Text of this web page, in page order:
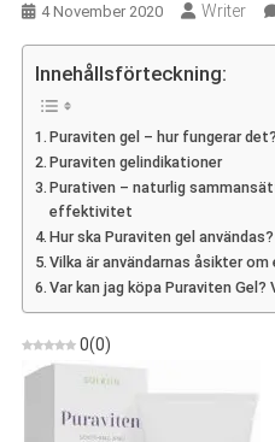
4 November 2020 Writer
Innehållsförteckning:
Puraviten gel – hur fungerar det?
Puraviten gelindikationer
Purativen – naturlig
effektivitet
Hur ska Puraviten gel användas?
Vilka är användarnas åsikter
Var kan jag köpa Puraviten Gel?
0(0)